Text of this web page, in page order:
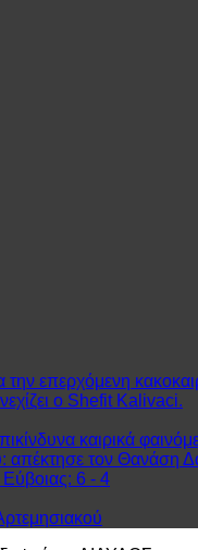
την επερχόμενη
ο Shefit Kalivaci.
καιρικά
απέκτησε τον Θανάση
Εύβοιας: 6 - 4